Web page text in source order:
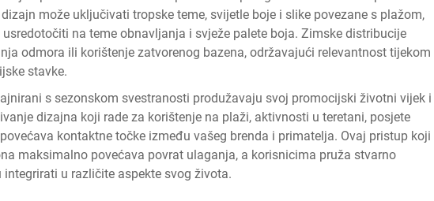
može uključivati tropske teme, svijetle boje i slike povezane s plažom,
na teme obnavljanja i svježe palete boja. Zimske distribucije
odmora ili korištenje zatvorenog bazena, održavajući relevantnost tijekom
stavke.
s sezonskom svestranosti produžavaju svoj promocijski životni vijek i
dizajna koji rade za korištenje na plaži, aktivnosti u teretani, posjete
kontaktne točke između vašeg brenda i primatelja. Ovaj pristup koji
maksimalno povećava povrat ulaganja, a korisnicima pruža stvarno
integrirati u različite aspekte svog života.